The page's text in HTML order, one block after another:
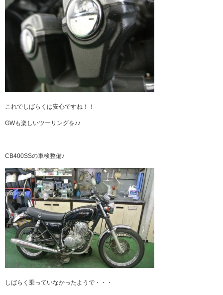
これでしばらくは安心ですね！！
GWも楽しいツーリングを♪♪
CB400SSの車検整備♪
しばらく乗っていなかったようで・・・